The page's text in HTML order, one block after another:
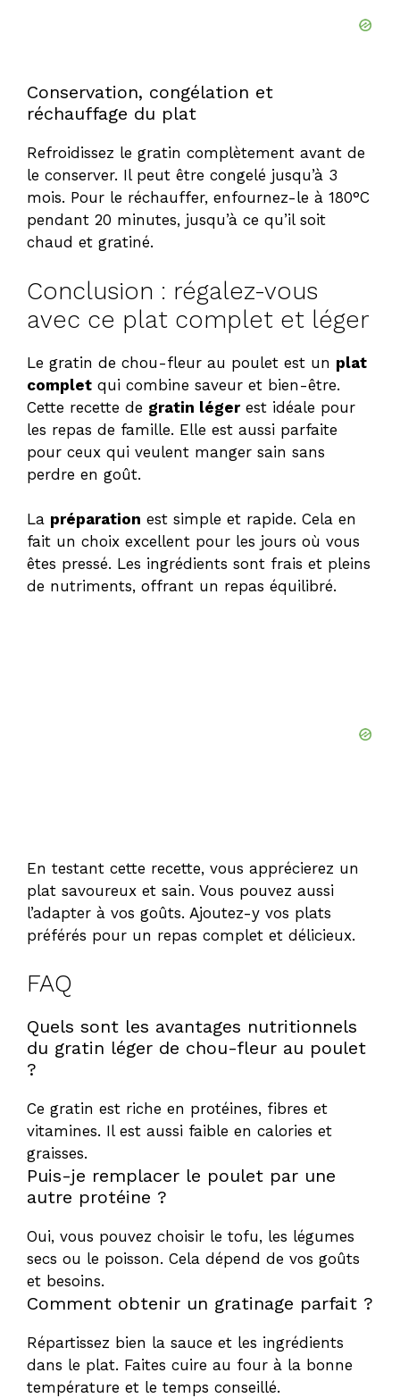
Conservation, congélation et
réchauffage du plat
Refroidissez le gratin complètement avant de
le conserver. Il peut être congelé jusqu’à 3
mois. Pour le réchauffer, enfournez-le à 180°C
pendant 20 minutes, jusqu’à ce qu’il soit
chaud et gratiné.
Conclusion : régalez-vous
avec ce plat complet et léger
Le gratin de chou-fleur au poulet est un plat
complet qui combine saveur et bien-être.
Cette recette de gratin légerest idéale pour
les repas de famille. Elle est aussi parfaite
pour ceux qui veulent manger sain sans
perdre en goût.
La préparation est simple et rapide. Cela en
fait un choix excellent pour les jours où vous
êtes pressé. Les ingrédients sont frais et pleins
de nutriments, offrant un repas équilibré.
En testant cette recette, vous apprécierez un
plat savoureux et sain. Vous pouvez aussi
l’adapter à vos goûts. Ajoutez-y vos plats
préférés pour un repas complet et délicieux.
FAQ
Quels sont les avantages nutritionnels
du gratin léger de chou-fleur au poulet
?
Ce gratin est riche en protéines, fibres et
vitamines. Il est aussi faible en calories et
graisses.
Puis-je remplacer le poulet par une
autre protéine ?
Oui, vous pouvez choisir le tofu, les légumes
secs ou le poisson. Cela dépend de vos goûts
et besoins.
Comment obtenir un gratinage parfait ?
Répartissez bien la sauce et les ingrédients
dans le plat. Faites cuire au four à la bonne
température et le temps conseillé.